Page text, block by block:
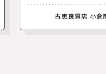
古恵良質店 小倉